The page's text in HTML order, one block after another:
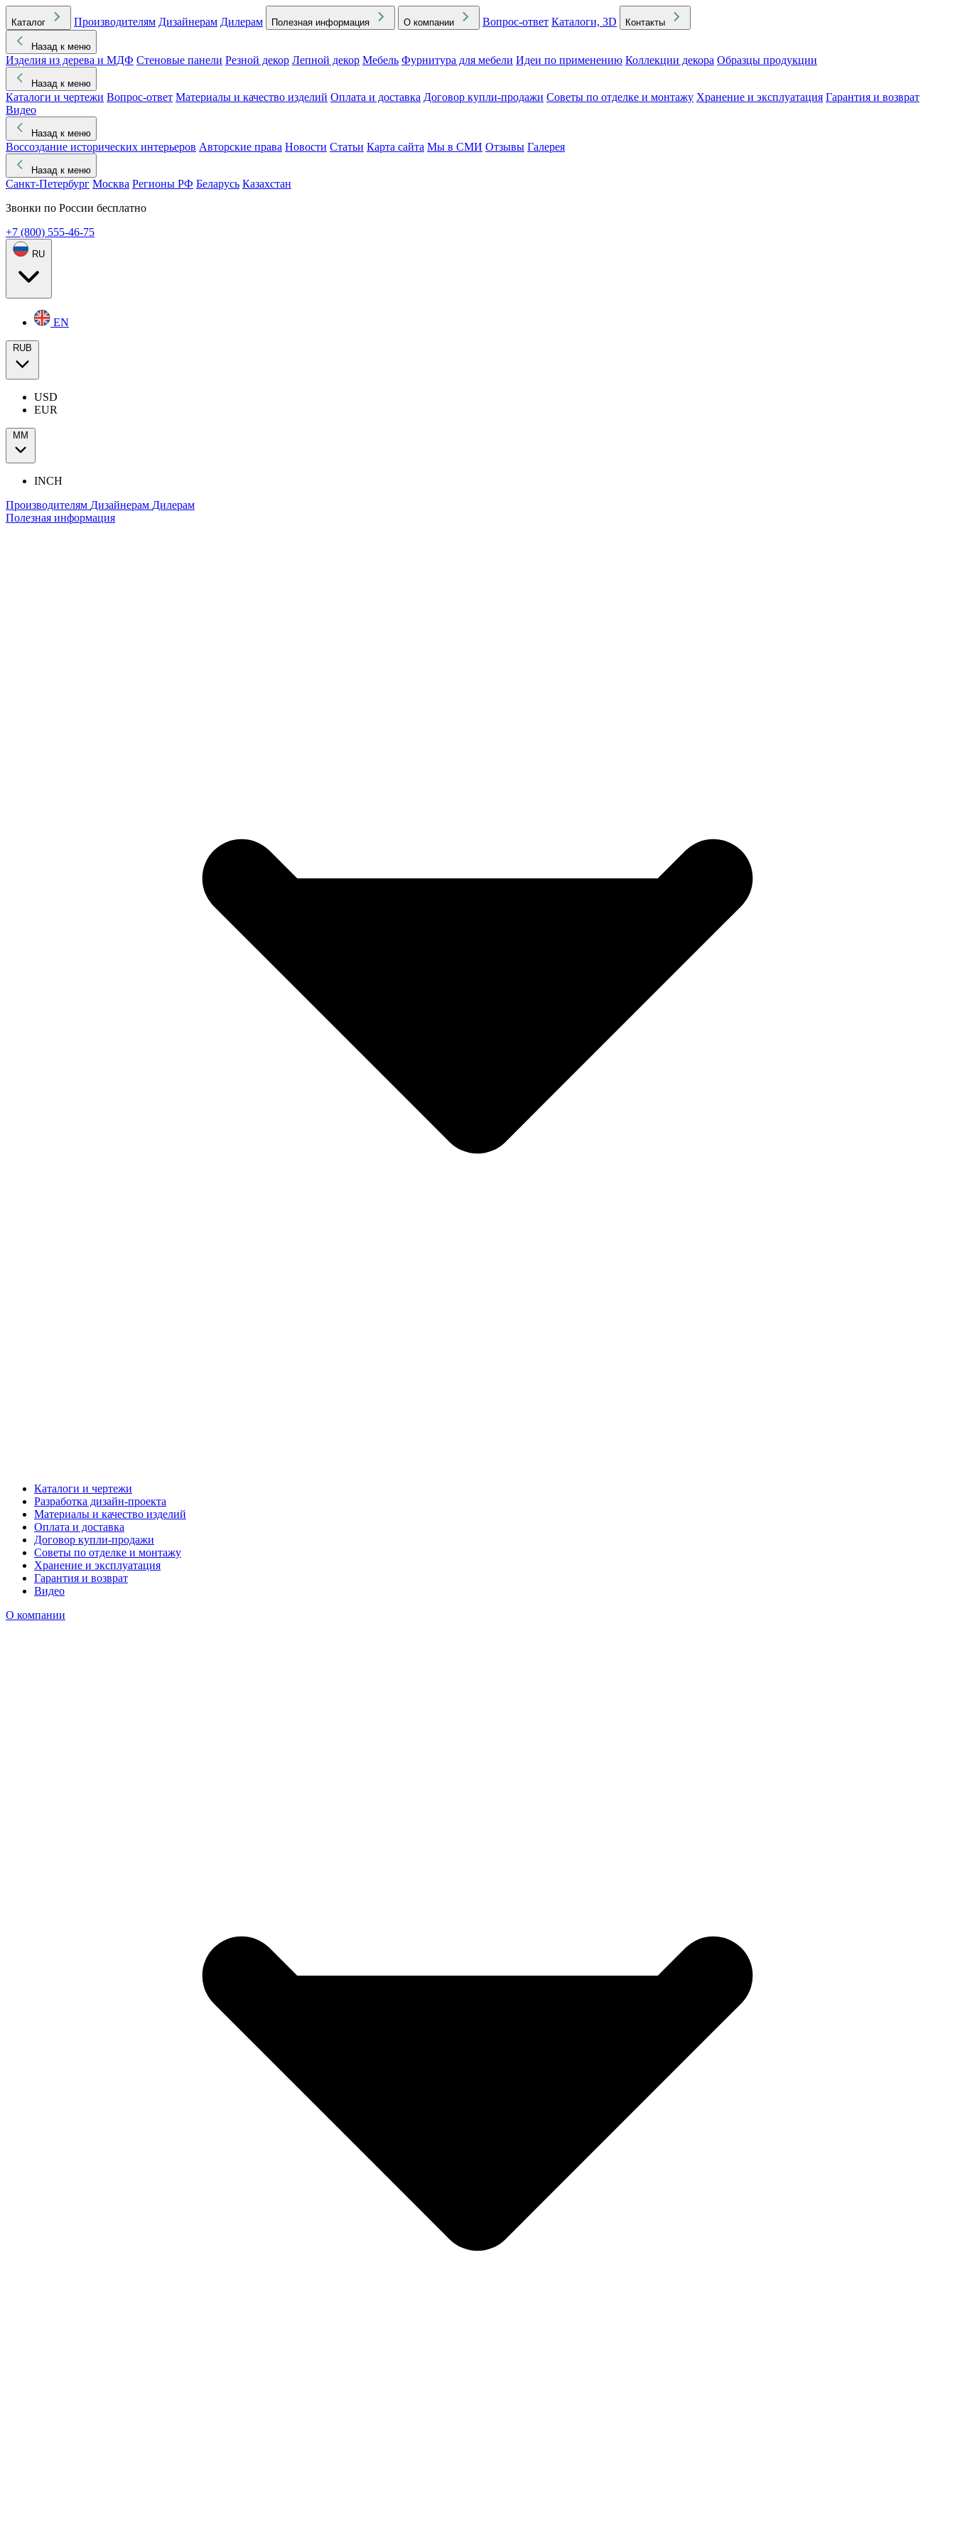
Каталог Производителям Дизайнерам Дилерам Полезная информация О компании Вопрос-ответ Каталоги, 3D Контакты
Назад к меню
Изделия из дерева и МДФ Стеновые панели Резной декор Лепной декор Мебель Фурнитура для мебели Идеи по применению Коллекции декора Образцы продукции
Назад к меню
Каталоги и чертежи Вопрос-ответ Материалы и качество изделий Оплата и доставка Договор купли-продажи Советы по отделке и монтажу Хранение и эксплуатация Гарантия и возврат
Видео
Назад к меню
Воссоздание исторических интерьеров Авторские права Новости Статьи Карта сайта Мы в СМИ Отзывы Галерея
Назад к меню
Санкт-Петербург Москва Регионы РФ Беларусь Казахстан
Звонки по России бесплатно
+7 (800) 555-46-75
RU
EN
RUB
USD
EUR
ММ
INCH
Производителям Дизайнерам Дилерам
Полезная информация
Каталоги и чертежи
Разработка дизайн-проекта
Материалы и качество изделий
Оплата и доставка
Договор купли-продажи
Советы по отделке и монтажу
Хранение и эксплуатация
Гарантия и возврат
Видео
О компании